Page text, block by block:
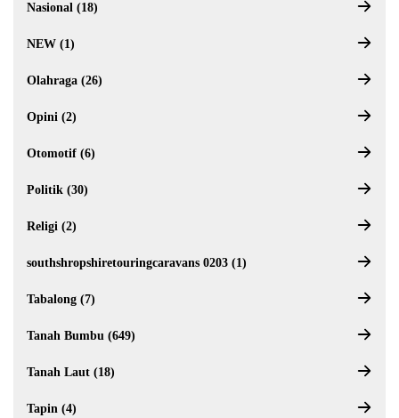
Nasional (18)
NEW (1)
Olahraga (26)
Opini (2)
Otomotif (6)
Politik (30)
Religi (2)
southshropshiretouringcaravans 0203 (1)
Tabalong (7)
Tanah Bumbu (649)
Tanah Laut (18)
Tapin (4)